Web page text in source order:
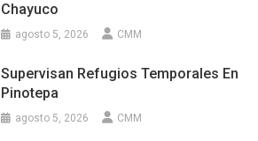
Chayuco
agosto 5, 2026 CMM
Supervisan Refugios Temporales En
Pinotepa
agosto 5, 2026 CMM